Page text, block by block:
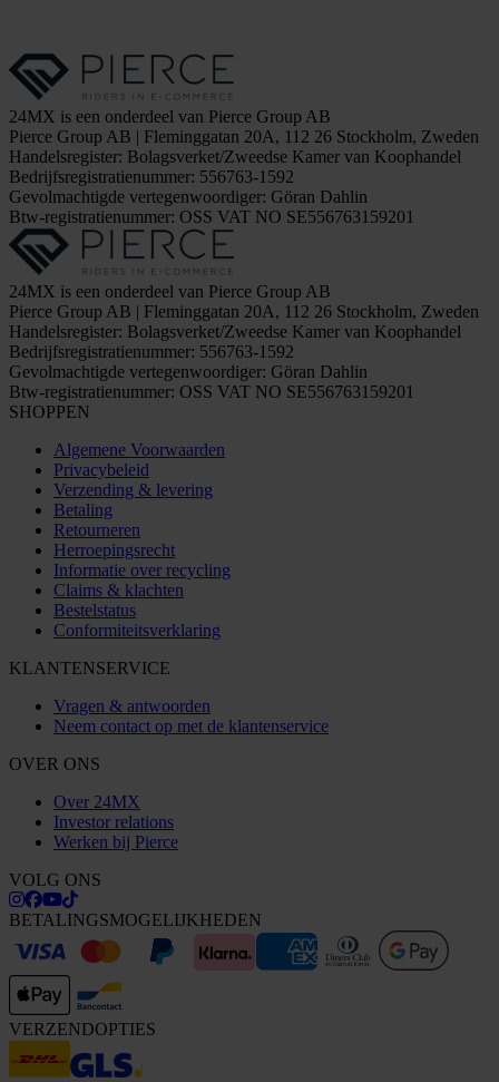
24MX is een onderdeel van Pierce Group AB
Pierce Group AB | Fleminggatan 20A, 112 26 Stockholm, Zweden
Handelsregister: Bolagsverket/Zweedse Kamer van Koophandel
Bedrijfsregistratienummer: 556763-1592
Gevolmachtigde vertegenwoordiger: Göran Dahlin
Btw-registratienummer: OSS VAT NO SE556763159201
24MX is een onderdeel van Pierce Group AB
Pierce Group AB | Fleminggatan 20A, 112 26 Stockholm, Zweden
Handelsregister: Bolagsverket/Zweedse Kamer van Koophandel
Bedrijfsregistratienummer: 556763-1592
Gevolmachtigde vertegenwoordiger: Göran Dahlin
Btw-registratienummer: OSS VAT NO SE556763159201
SHOPPEN
Algemene Voorwaarden
Privacybeleid
Verzending & levering
Betaling
Retourneren
Herroepingsrecht
Informatie over recycling
Claims & klachten
Bestelstatus
Conformiteitsverklaring
KLANTENSERVICE
Vragen & antwoorden
Neem contact op met de klantenservice
OVER ONS
Over 24MX
Investor relations
Werken bij Pierce
VOLG ONS
BETALINGSMOGELIJKHEDEN
VERZENDOPTIES